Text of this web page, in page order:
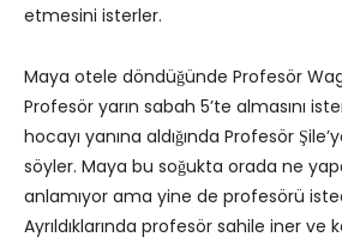
etmesini isterler.
Maya otele döndüğünde Profesör
Profesör yarın sabah 5’te almasını
hocayı yanına aldığında Profesör
söyler. Maya bu soğukta orada ne
anlamıyor ama yine de profesörü
Ayrıldıklarında profesör sahile iner ve